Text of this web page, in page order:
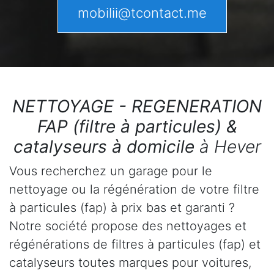
mobilii@tcontact.me
NETTOYAGE - REGENERATION
FAP (filtre à particules) &
catalyseurs à domicile à Hever
Vous recherchez un garage pour le
nettoyage ou la régénération de votre filtre
à particules (fap) à prix bas et garanti ?
Notre société propose des nettoyages et
régénérations de filtres à particules (fap) et
catalyseurs toutes marques pour voitures,